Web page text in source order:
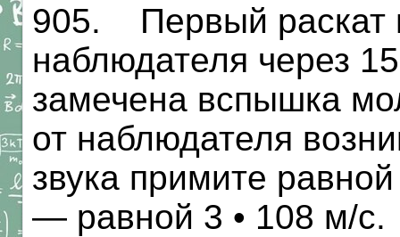
905. Первый раскат
наблюдателя через
замечена вспышка
от наблюдателя
звука примите
— равной 3 • 108 м/с.